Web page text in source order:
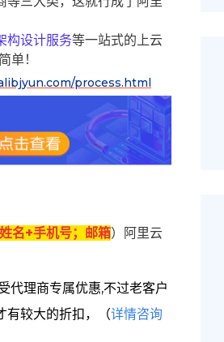
构设计服务等一站式的上云
单！
process.html
名+手机号；邮箱）阿里云
代理商专属优惠,不过老客户
较大的折扣，
（详情咨询